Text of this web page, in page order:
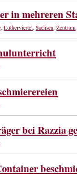
in mehreren
,Lutherviertel,Sachsen,Zentrum
bei Razzia